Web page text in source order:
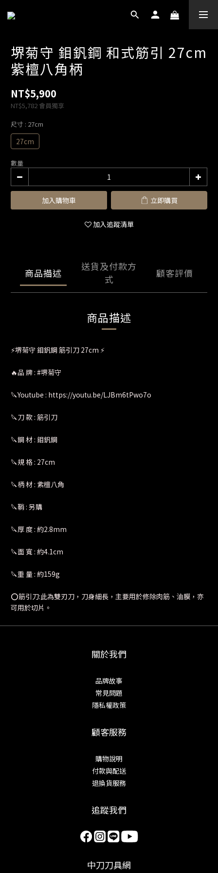
堺菊守 鉬釩鋼 和式筋引 27cm
紫檀八角柄
NT$5,900
NT$5,782 會員獨享
尺寸 : 27cm
27cm
數量
加入購物車 立即購買
加入追蹤清單
商品描述
送貨及付款方
式
顧客評價
商品描述
⚡堺菊守 鉬釩鋼 筋引刀 27cm ⚡
🔥品 牌 : #堺菊守
🔪Youtube : https://youtu.be/LJBm6tPwo7o
🔪刀 款 : 筋引刀
🔪鋼 材 : 鉬釩鋼
🔪規 格 : 27cm
🔪柄 材 : 紫檀八角
🔪鞘 : 另購
🔪厚 度 : 約2.8mm
🔪面 寬 : 約4.1cm
🔪重 量 : 約159g
⭕️筋引刀:此為雙刃刀，刀身細長，主要用於修除肉筋、油膜，亦
可用於切片。
關於我們
品牌故事
常見問題
隱私權政策
顧客服務
購物說明
付款與配送
退換貨服務
追蹤我們
中刀刀具網